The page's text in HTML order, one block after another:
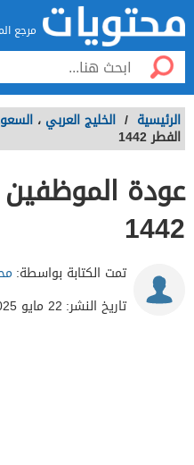
مرجع
الرئيسية / الخليج العربي ،
الفطر 1442
عودة
1442
تمت الكتابة بواسطة:
تاريخ النشر: 22 مايو 2025 - 6:19م